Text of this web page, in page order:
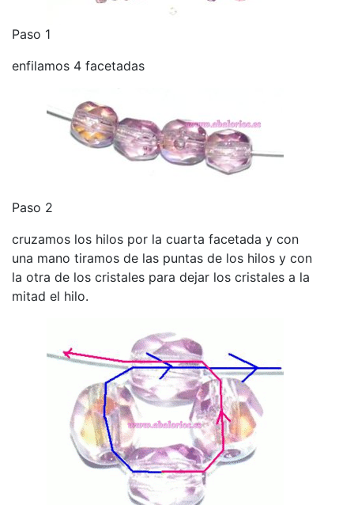
Paso 1
enfilamos 4 facetadas
Paso 2
cruzamos los hilos por la cuarta facetada y con
una mano tiramos de las puntas de los hilos y con
la otra de los cristales para dejar los cristales a la
mitad el hilo.